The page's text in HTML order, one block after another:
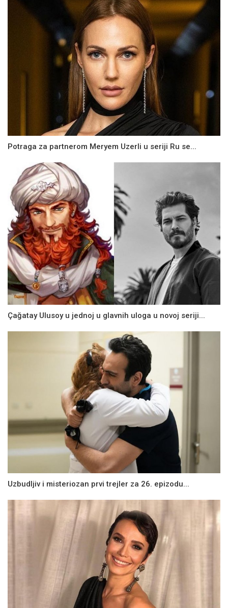
Potraga za partnerom Meryem Uzerli u seriji Ru se...
Çağatay Ulusoy u jednoj u glavnih uloga u novoj seriji...
Uzbudljiv i misteriozan prvi trejler za 26. epizodu...